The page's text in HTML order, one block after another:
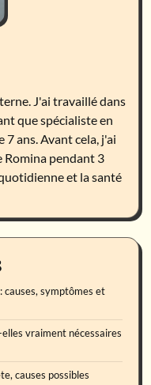
J'ai travaillé dans
que spécialiste en
ans. Avant cela, j'ai
Romina pendant 3
et la santé
causes, symptômes et
vraiment nécessaires
causes possibles